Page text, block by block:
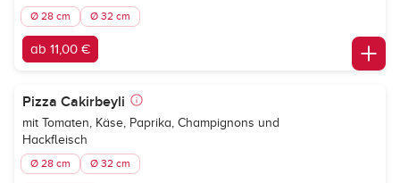
Ø 28 cm Ø 32 cm
ab 11,00 €
Pizza Cakirbeyli
mit Tomaten, Käse, Paprika, Champignons und
Hackfleisch
Ø 28 cm Ø 32 cm